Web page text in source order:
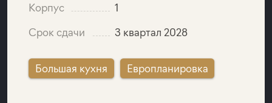
Корпус
1
Срок сдачи
3 квартал 2028
Большая кухня Европланировка